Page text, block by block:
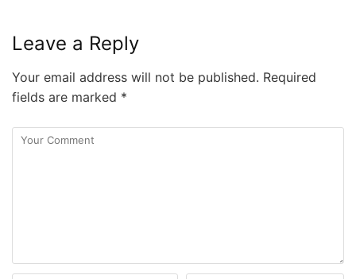
Leave a Reply
Your email address will not be published. Required
fields are marked *